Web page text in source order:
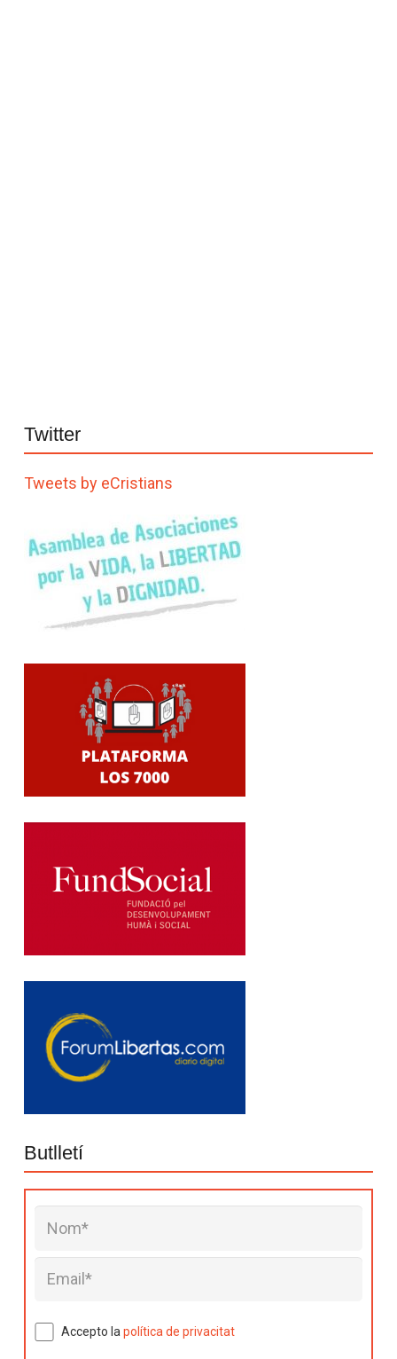
Twitter
Tweets by eCristians
Butlletí
Accepto lapolítica de privacitat